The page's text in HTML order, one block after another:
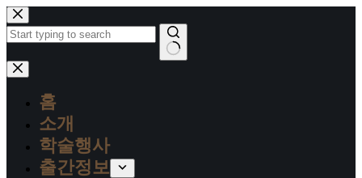
본
문
으
로
건
결
홈
소개
학술행사
출간정보